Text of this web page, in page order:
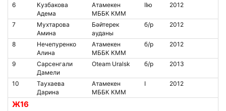
6
Кузбакова
Адема
Атамекен
МББК КММ
IIю 2012
7
Мухтарова
Амина
Бәйтерек
ауданы
б/р 2012
8
Нечепуренко
Алина
Атамекен
МББК КММ
б/р 2012
9
Сарсенгали
Дамели
Oteam Uralsk б/р 2013
10
Таухаева
Дарина
Атамекен
МББК КММ
I 2012
Ж16